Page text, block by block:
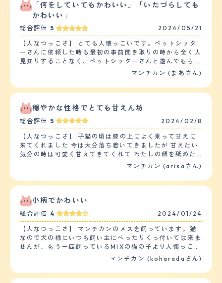
「何をしていてもかわいい」「いたづらしても
かわいい」
総合評価 5 2024/05/21
【人なつっこさ】 とても人懐っこいです。ペットシッタ
ーさんに依頼した時も最初の事前聞き取りの時から全く人
見知りすることなく、ペットシッターさんと遊んでもらっ
て喜んでいるようでした。３日間お願いしたのですが、そ
くストレスを感じている様子もなかったです。 また、子
ストレスがあったようですが、その後はお互いグルーミン
グをして仲良く出来たので安心しました。 【落ち着き】
子猫の時からお迎えし今３歳になろうとしますが、最初か
らのんびりした性格で、猫じゃらしにもそこまで興奮する
ことなくのんびりゆっくり遊んでいる様子が伺えます。食
べることが大好きなのですが、食べ終わった後も、もう一
匹の猫ちゃんのもご飯を奪うことはなく、残したら申し訳
なさそうに残ったお皿の方に向かい食べています。とても
日に２、３回は家の端から端まで走り回ってストレスを発
散しているみたいです。 【しつけやすさ】 猫なので、し
つけというしつけはしていません。今までトイレも必敗す
ることはほとんどないです。キッチンに上がったりした時
は危ないので「危ないよ?」と言ったら言葉がわかってる
のか？見つかった！という顔をして逃げていきます。家の
中は比較的広くを走りまわっています。 【お手入れ】 毛
の長さは短毛です。質感はふわふわしている方だと思いま
ん。 猫なのでカットはしてません。 今のところ健康に問
マンチカン (まあさん)
穏やかな性格でとても甘えん坊
総合評価 5 2024/02/8
【人なつっこさ】 子猫の頃は膝の上によく乗って甘えに
来てくれました 今は大分落ち着いてきましたが 甘えたい
気分の時は可愛く甘えてきてくれて わたしの顔を舐めた
なので自分からは食ってかかることもなく おっとりとし
によくふみふみしていてそれもとてもかわいいです。 最
近よく喋るようになりました 【落ち着き】 成猫になった
のもありますが 子猫の時と比べてあまり甘えなくなりま
した。 遊びにもあまり興味がないようです。 関心がない
わけではないですが 新しいおもちゃを出してきてもふー
ん、と言う感じで 一瞥して終わりです 今は静かに窓から
景色を見てます 【しつけやすさ】 うちにきた当初から 人
馴れしていたのであまりしつけは必要ありませんでした
が家でくつろいでいました 猫なので基本的には散歩しま
マンチカン (arisaさん)
小柄でかわいい
総合評価 4 2024/01/24
【人なつっこさ】 マンチカンのメスを飼っています。猫
なので犬の様にいつも飼い主にべったりくっ付いては来ま
せんが、もう一匹飼っているMIXの猫の子より人懐っこい
と思います。猫と人間の寝室を分けているのですが、朝の
たいです～」というような か細い声で鳴いて甘えていま
マンチカン (koharadaさん)